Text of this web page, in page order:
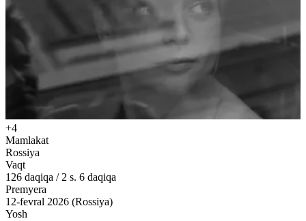
+4
Mamlakat
Rossiya
Vaqt
126 daqiqa /2 s. 6 daqiqa
Premyera
12-fevral 2026 (Rossiya)
Yosh